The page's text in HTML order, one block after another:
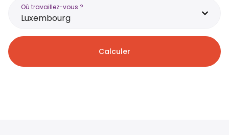
Où travaillez-vous ?
Luxembourg
Calculer